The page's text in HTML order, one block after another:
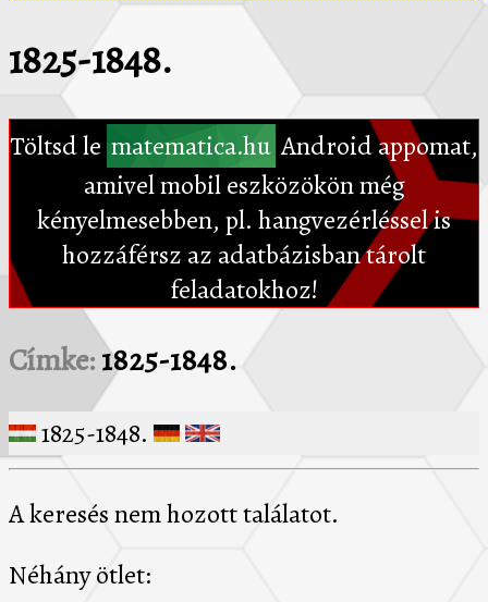
1825-1848.
Töltsd le matematica.hu Android appomat,
amivel mobil eszközökön még
kényelmesebben, pl. hangvezérléssel is
hozzáférsz az adatbázisban tárolt
feladatokhoz!
Címke:1825-1848.
1825-1848.
A keresés nem hozott találatot.
Néhány ötlet: